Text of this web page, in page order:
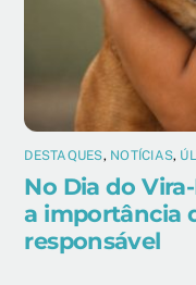
DESTAQUES, NOTÍCIAS,
No Dia do
a importância
responsável